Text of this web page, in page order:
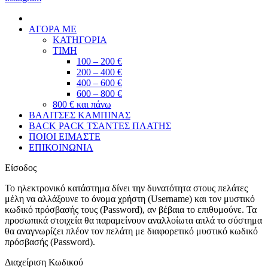
ΑΓΟΡΑ ΜΕ
ΚΑΤΗΓΟΡΙΑ
ΤΙΜΗ
100 – 200 €
200 – 400 €
400 – 600 €
600 – 800 €
800 € και πάνω
ΒΑΛΙΤΣΕΣ ΚΑΜΠΙΝΑΣ
BACK PACK ΤΣΑΝΤΕΣ ΠΛΑΤΗΣ
ΠΟΙΟΙ ΕΙΜΑΣΤΕ
ΕΠΙΚΟΙΝΩΝΙΑ
Είσοδος
Το ηλεκτρονικό κατάστημα δίνει την δυνατότητα στους πελάτες
μέλη να αλλάξουνε το όνομα χρήστη (Username) και τον μυστικό
κωδικό πρόσβασής τους (Password), αν βέβαια το επιθυμούνε. Τα
προσωπικά στοιχεία θα παραμείνουν αναλλοίωτα απλά το σύστημα
θα αναγνωρίζει πλέον τον πελάτη με διαφορετικό μυστικό κωδικό
πρόσβασής (Password).
Διαχείριση Κωδικού